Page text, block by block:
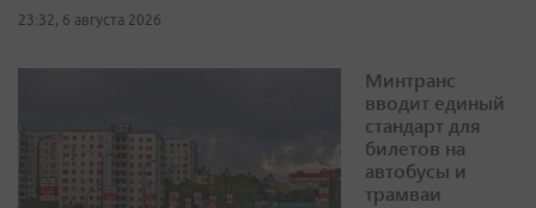
23:32, 6 августа 2026
Минтранс
вводит единый
стандарт для
билетов на
автобусы и
трамваи